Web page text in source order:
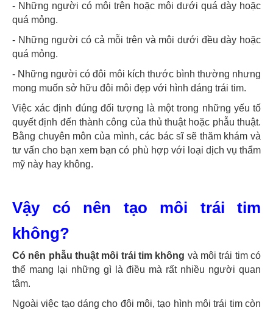
- Những người có môi trên hoặc môi dưới quá dày hoặc
quá mỏng.
- Những người có cả mỗi trên và môi dưới đều dày hoặc
quá mỏng.
- Những người có đôi môi kích thước bình thường nhưng
mong muốn sở hữu đôi môi đẹp với hình dáng trái tim.
Việc xác định đúng đối tượng là một trong những yếu tố
quyết định đến thành công của thủ thuật hoặc phẫu thuật.
Bằng chuyên môn của mình, các bác sĩ sẽ thăm khám và
tư vấn cho bạn xem bạn có phù hợp với loại dịch vụ thẩm
mỹ này hay không.
Vậy có nên tạo môi trái tim
không?
Có nên phẫu thuật môi trái tim không và môi trái tim có
thể mang lại những gì là điều mà rất nhiều người quan
tâm.
Ngoài việc tạo dáng cho đôi môi, tạo hình môi trái tim còn